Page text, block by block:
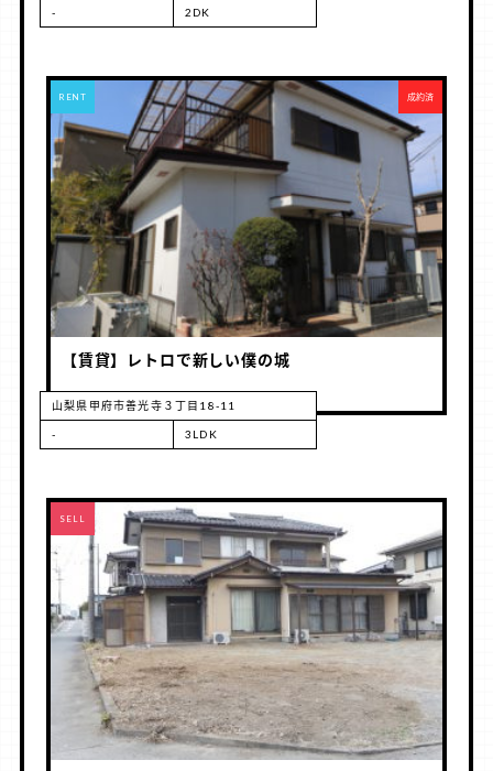
- 2DK
RENT 成約済
【賃貸】レトロで新しい僕の城
山梨県甲府市善光寺３丁目18-11
- 3LDK
RENT
SELL